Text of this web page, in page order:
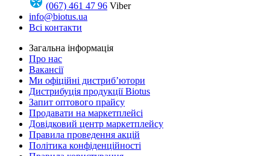
(067) 461 47 96 Viber
info@biotus.ua
Всі контакти
Загальна інформація
Про нас
Вакансії
Ми офіційні дистриб’ютори
Дистрибуція продукції Biotus
Запит оптового прайсу
Продавати на маркетплейсі
Довідковий центр маркетплейсу
Правила проведення акцій
Політика конфіденційності